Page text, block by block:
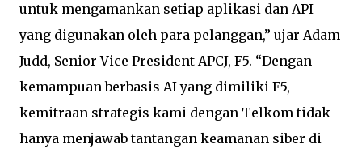
untuk mengamankan setiap aplikasi dan API
yang digunakan oleh para pelanggan,” ujar Adam
Judd, Senior Vice President APCJ, F5. “Dengan
kemampuan berbasis AI yang dimiliki F5,
kemitraan strategis kami dengan Telkom tidak
hanya menjawab tantangan keamanan siber di